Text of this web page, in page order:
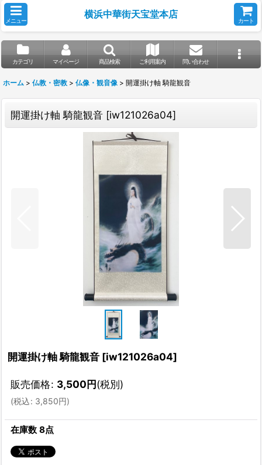
メニュー
横浜中華街天宝堂本店
カート
カテゴリ マイページ 商品検索 ご利用案内 問い合わせ
ホーム > 仏教・密教 > 仏像・観音像 > 開運掛け軸 騎龍観音
開運掛け軸 騎龍観音 [iw121026a04]
開運掛け軸 騎龍観音 [iw121026a04]
販売価格: 3,500円(税別)
(税込: 3,850円)
在庫数 8点